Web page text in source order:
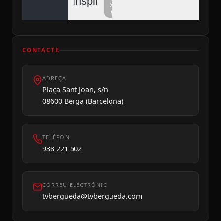
Dilluns 10
Xarxa
+
CONTACTE
ADREÇA
Plaça Sant Joan, s/n
08600 Berga (Barcelona)
TELÈFON
938 221 502
CORREU ELECTRÒNIC
tvbergueda@tvbergueda.com